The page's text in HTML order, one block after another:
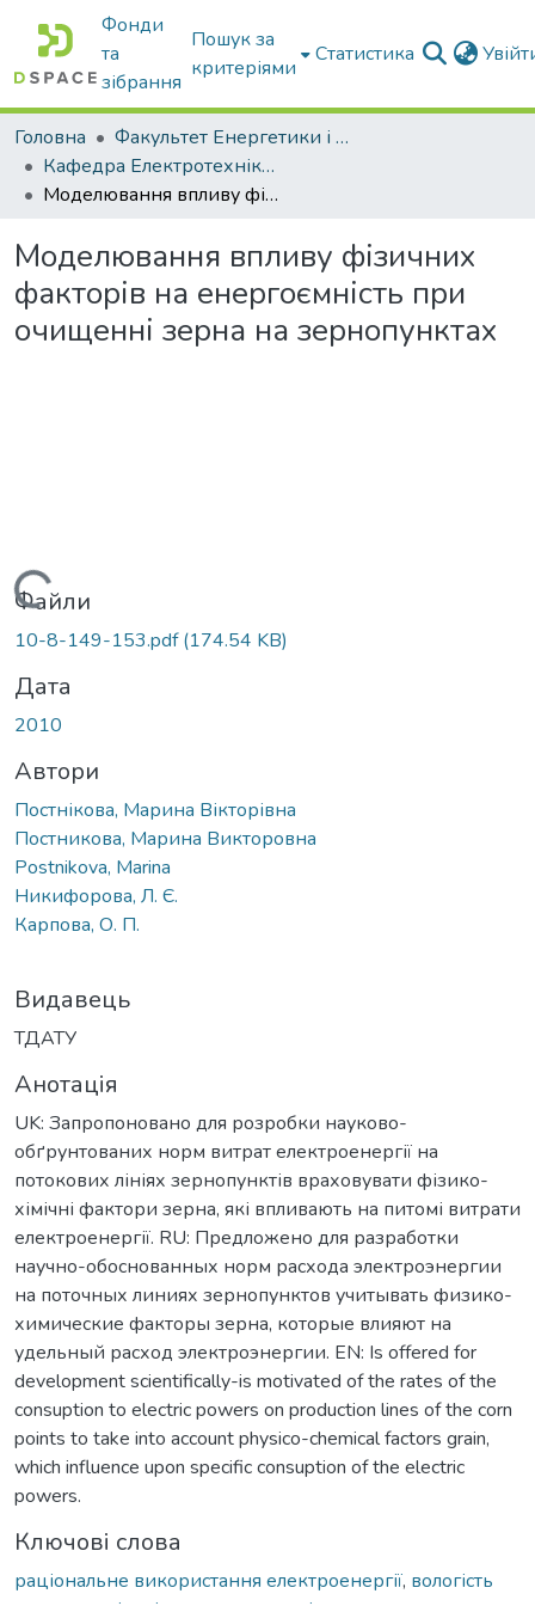
Фонди
та
зібрання
Пошук за
критеріями
Статистика
Головна
Факультет Енергетики і комп'ютерних технологій
Кафедра Електротехніки і електромеханіки ім. проф. В.В. Овчарова
Моделювання впливу фізичних факторів на енергоємність при очищенні зерна на зернопунктах
Моделювання впливу фізичних
факторів на енергоємність при
очищенні зерна на зернопунктах
Вантажиться...
Файли
10-8-149-153.pdf(174.54 KB)
Дата
2010
Автори
Постнікова, Марина Вікторівна
Постникова, Марина Викторовна
Postnikova, Marina
Никифорова, Л. Є.
Карпова, О. П.
Видавець
ТДАТУ
Анотація
UK: Запропоновано для розробки науково-
обґрунтованих норм витрат електроенергії на
потокових лініях зернопунктів враховувати фізико-
хімічні фактори зерна, які впливають на питомі витрати
електроенергії. RU: Предложено для разработки
научно-обоснованных норм расхода электроэнергии
на поточных линиях зернопунктов учитывать физико-
химические факторы зерна, которые влияют на
удельный расход электроэнергии. EN: Is offered for
development scientifically-is motivated of the rates of the
consuption to electric powers on production lines of the corn
points to take into account physico-chemical factors grain,
which influence upon specific consuption of the electric
powers.
Ключові слова
раціональне використання електроенергії, вологість